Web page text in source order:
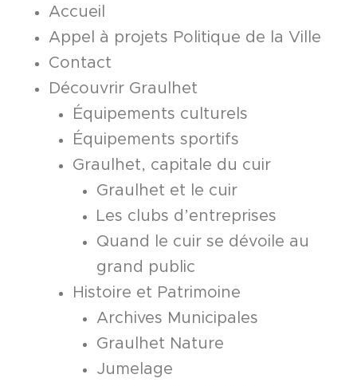
Accueil
Appel à projets Politique de la Ville
Contact
Découvrir Graulhet
Équipements culturels
Équipements sportifs
Graulhet, capitale du cuir
Graulhet et le cuir
Les clubs d’entreprises
Quand le cuir se dévoile au
grand public
Histoire et Patrimoine
Archives Municipales
Graulhet Nature
Jumelage